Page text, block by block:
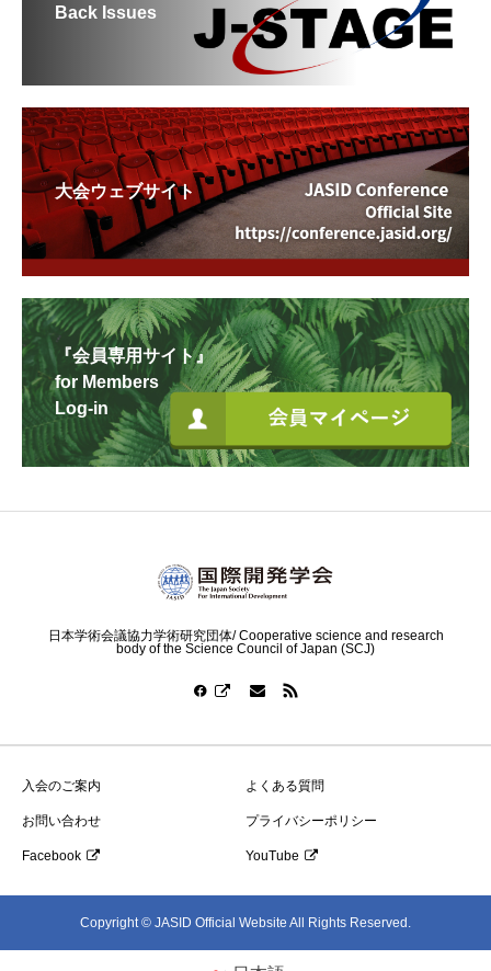
Back Issues
大会ウェブサイト
『会員専用サイト』
for Members
Log-in
日本学術会議協力学術研究団体/ Cooperative science and research
body of the Science Council of Japan (SCJ)
入会のご案内 よくある質問
お問い合わせ プライバシーポリシー
Facebook YouTube
Copyright © JASID Official Website All Rights Reserved.